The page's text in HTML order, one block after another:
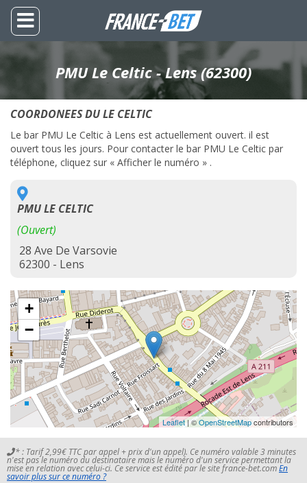
PMU Le Celtic - Lens (62300)
COORDONEES DU LE CELTIC
Le bar PMU Le Celtic à Lens est actuellement ouvert. il est
ouvert tous les jours. Pour contacter le bar PMU Le Celtic par
téléphone, cliquez sur « Afficher le numéro » .
PMU LE CELTIC
(Ouvert)
28 Ave De Varsovie
62300 - Lens
+
−
Leaflet| ©OpenStreetMapcontributors
* : Tarif 2,99€ TTC par appel + prix d'un appel). Ce numéro valable 3 minutes
n'est pas le numéro du destinataire mais le numéro d'un service permettant la
mise en relation avec celui-ci. Ce service est édité par le site france-bet.comEn
savoir plus sur ce numéro ?